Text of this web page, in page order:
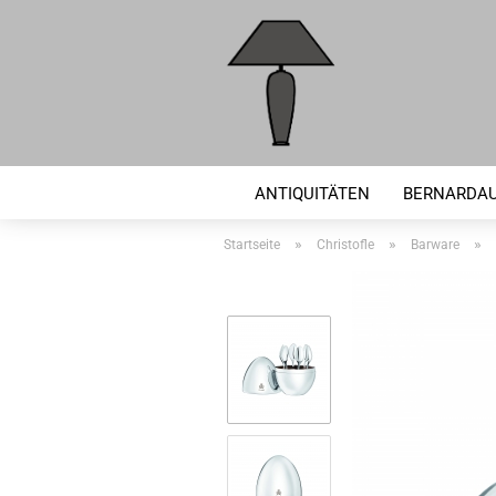
ANTIQUITÄTEN
Startseite » Christofle » Barware »